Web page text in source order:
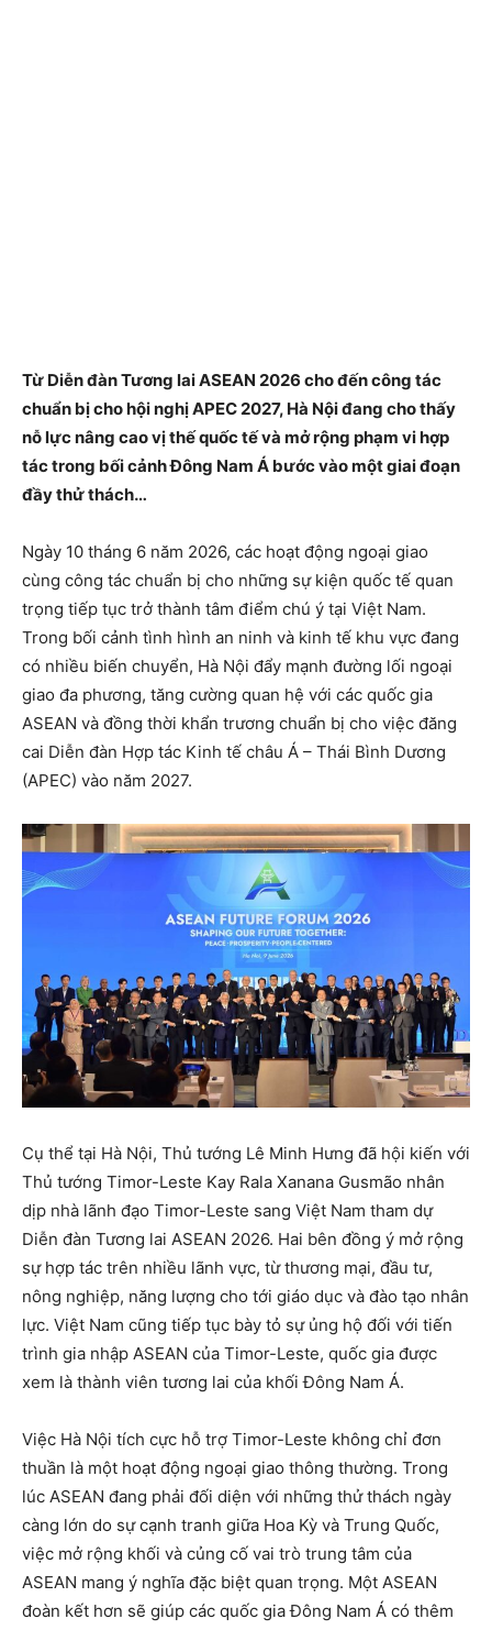
Từ Diễn đàn Tương lai ASEAN 2026 cho đến công tác
chuẩn bị cho hội nghị APEC 2027, Hà Nội đang cho thấy
nỗ lực nâng cao vị thế quốc tế và mở rộng phạm vi hợp
tác trong bối cảnh Đông Nam Á bước vào một giai đoạn
đầy thử thách…
Ngày 10 tháng 6 năm 2026, các hoạt động ngoại giao
cùng công tác chuẩn bị cho những sự kiện quốc tế quan
trọng tiếp tục trở thành tâm điểm chú ý tại Việt Nam.
Trong bối cảnh tình hình an ninh và kinh tế khu vực đang
có nhiều biến chuyển, Hà Nội đẩy mạnh đường lối ngoại
giao đa phương, tăng cường quan hệ với các quốc gia
ASEAN và đồng thời khẩn trương chuẩn bị cho việc đăng
cai Diễn đàn Hợp tác Kinh tế châu Á – Thái Bình Dương
(APEC) vào năm 2027.
Cụ thể tại Hà Nội, Thủ tướng Lê Minh Hưng đã hội kiến với
Thủ tướng Timor-Leste Kay Rala Xanana Gusmão nhân
dịp nhà lãnh đạo Timor-Leste sang Việt Nam tham dự
Diễn đàn Tương lai ASEAN 2026. Hai bên đồng ý mở rộng
sự hợp tác trên nhiều lãnh vực, từ thương mại, đầu tư,
nông nghiệp, năng lượng cho tới giáo dục và đào tạo nhân
lực. Việt Nam cũng tiếp tục bày tỏ sự ủng hộ đối với tiến
trình gia nhập ASEAN của Timor-Leste, quốc gia được
xem là thành viên tương lai của khối Đông Nam Á.
Việc Hà Nội tích cực hỗ trợ Timor-Leste không chỉ đơn
thuần là một hoạt động ngoại giao thông thường. Trong
lúc ASEAN đang phải đối diện với những thử thách ngày
càng lớn do sự cạnh tranh giữa Hoa Kỳ và Trung Quốc,
việc mở rộng khối và củng cố vai trò trung tâm của
ASEAN mang ý nghĩa đặc biệt quan trọng. Một ASEAN
đoàn kết hơn sẽ giúp các quốc gia Đông Nam Á có thêm